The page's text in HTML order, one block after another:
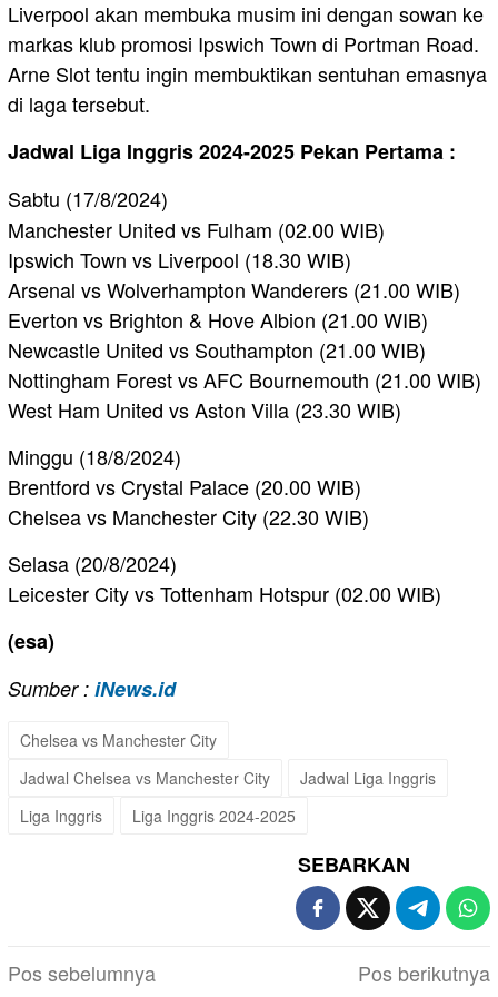
Liverpool akan membuka musim ini dengan sowan ke
markas klub promosi Ipswich Town di Portman Road.
Arne Slot tentu ingin membuktikan sentuhan emasnya
di laga tersebut.
Jadwal Liga Inggris 2024-2025 Pekan Pertama :
Sabtu (17/8/2024)
Manchester United vs Fulham (02.00 WIB)
Ipswich Town vs Liverpool (18.30 WIB)
Arsenal vs Wolverhampton Wanderers (21.00 WIB)
Everton vs Brighton & Hove Albion (21.00 WIB)
Newcastle United vs Southampton (21.00 WIB)
Nottingham Forest vs AFC Bournemouth (21.00 WIB)
West Ham United vs Aston Villa (23.30 WIB)
Minggu (18/8/2024)
Brentford vs Crystal Palace (20.00 WIB)
Chelsea vs Manchester City (22.30 WIB)
Selasa (20/8/2024)
Leicester City vs Tottenham Hotspur (02.00 WIB)
(esa)
Sumber : iNews.id
Chelsea vs Manchester City
Jadwal Chelsea vs Manchester City
Jadwal Liga Inggris
Liga Inggris
Liga Inggris 2024-2025
SEBARKAN
Navigasi
Pos sebelumnya
Pos berikutnya